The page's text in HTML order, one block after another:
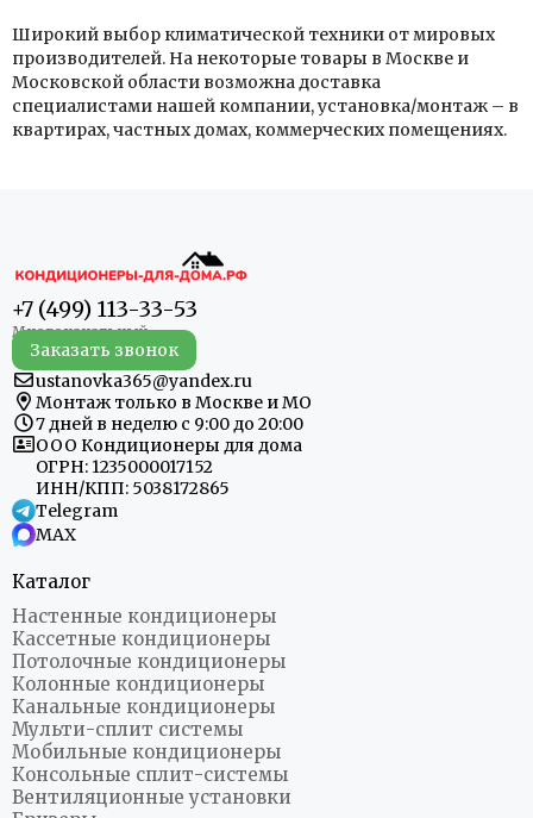
Широкий выбор климатической техники от мировых
производителей. На некоторые товары в Москве и
Московской области возможна доставка
специалистами нашей компании, установка/монтаж – в
квартирах, частных домах, коммерческих помещениях.
+7 (499) 113-33-53
Заказать звонок
ustanovka365@yandex.ru
Монтаж только в Москве и МО
7 дней в неделю с 9:00 до 20:00
ООО Кондиционеры для дома
ОГРН: 1235000017152
ИНН/КПП: 5038172865
Telegram
MAX
Каталог
Настенные кондиционеры
Кассетные кондиционеры
Потолочные кондиционеры
Колонные кондиционеры
Канальные кондиционеры
Мульти-сплит системы
Мобильные кондиционеры
Консольные сплит-системы
Вентиляционные установки